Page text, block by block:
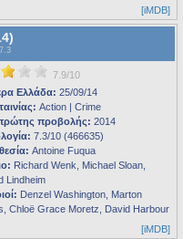
[iMDB]
7.9/10
Ελλάδα: 25/09/14
Action | Crime
προβολής: 2014
7.3/10 (466635)
Antoine Fuqua
Richard Wenk, Michael Sloan,
Lindheim
Denzel Washington, Marton
Chloë Grace Moretz, David Harbour
[iMDB]